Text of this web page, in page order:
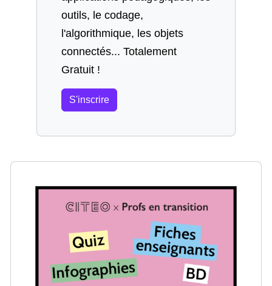
outils, le codage,
l'algorithmique, les objets
connectés... Totalement
Gratuit !
S'inscrire